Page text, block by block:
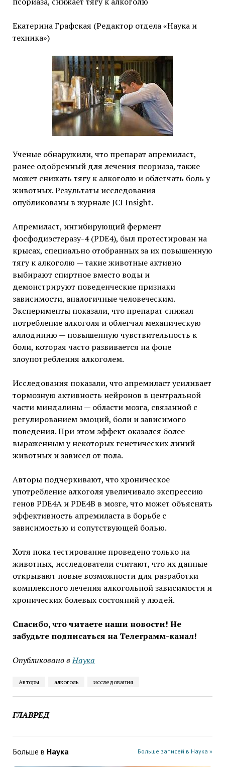
Екатерина Графская (Редактор отдела «Наука и
техника»)
Ученые обнаружили, что препарат апремиласт,
ранее одобренный для лечения псориаза, также
может снижать тягу к алкоголю и облегчать боль у
животных. Результаты исследования
опубликованы в журнале JCI Insight.
Апремиласт, ингибирующий фермент
фосфодиэстеразу-4 (PDE4), был протестирован на
крысах, специально отобранных за их повышенную
тягу к алкоголю — такие животные активно
выбирают спиртное вместо воды и
демонстрируют поведенческие признаки
зависимости, аналогичные человеческим.
Эксперименты показали, что препарат снижал
потребление алкоголя и облегчал механическую
аллодинию — повышенную чувствительность к
боли, которая часто развивается на фоне
злоупотребления алкоголем.
Исследования показали, что апремиласт усиливает
тормозную активность нейронов в центральной
части миндалины — области мозга, связанной с
регулированием эмоций, боли и зависимого
поведения. При этом эффект оказался более
выраженным у некоторых генетических линий
животных и зависел от пола.
Авторы подчеркивают, что хроническое
употребление алкоголя увеличивало экспрессию
генов PDE4A и PDE4B в мозге, что может объяснять
эффективность апремиласта в борьбе с
зависимостью и сопутствующей болью.
Хотя пока тестирование проведено только на
животных, исследователи считают, что их данные
открывают новые возможности для разработки
комплексного лечения алкогольной зависимости и
хронических болевых состояний у людей.
Спасибо, что читаете наши новости! Не
забудьте подписаться на Телеграмм-канал!
Опубликовано в Наука
Авторы алкоголь исследования
ГЛАВРЕД
Больше в Наука Больше записей в Наука »